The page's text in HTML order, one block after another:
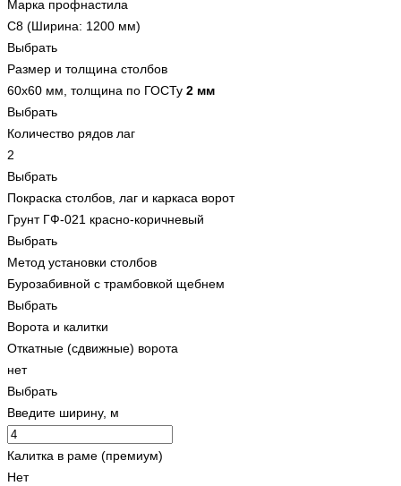
Марка профнастила
С8 (Ширина: 1200 мм)
Выбрать
Размер и толщина столбов
60x60 мм, толщина по ГОСТу 2 мм
Выбрать
Количество рядов лаг
2
Выбрать
Покраска столбов, лаг и каркаса ворот
Грунт ГФ-021 красно-коричневый
Выбрать
Метод установки столбов
Бурозабивной с трамбовкой щебнем
Выбрать
Ворота и калитки
Откатные (сдвижные) ворота
нет
Выбрать
Введите ширину, м
Калитка в раме (премиум)
Нет